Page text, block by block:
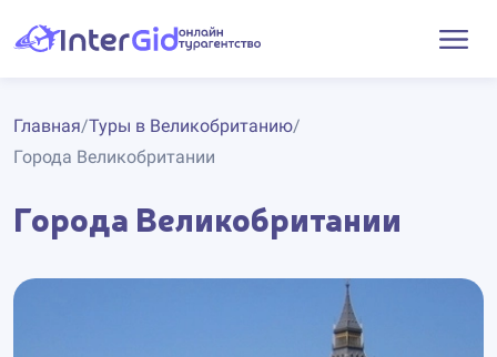
Главная/Туры в Великобританию/
Города Великобритании
Города Великобритании